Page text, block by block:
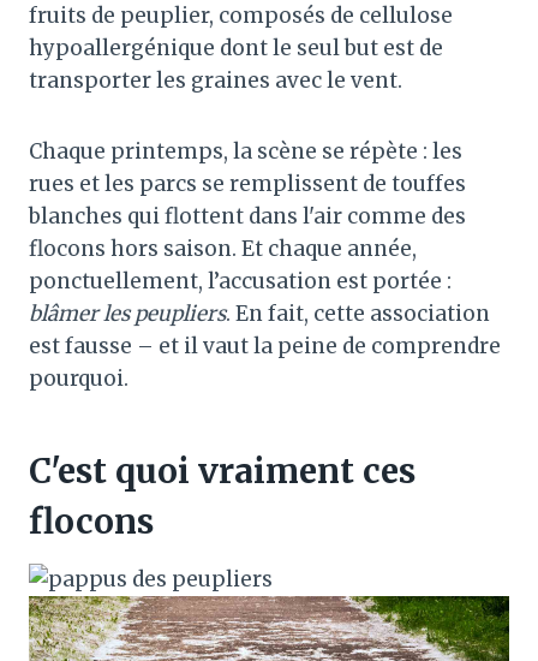
fruits de peuplier, composés de cellulose
hypoallergénique dont le seul but est de
transporter les graines avec le vent.
Chaque printemps, la scène se répète : les
rues et les parcs se remplissent de touffes
blanches qui flottent dans l'air comme des
flocons hors saison. Et chaque année,
ponctuellement, l’accusation est portée :
blâmer les peupliers. En fait, cette association
est fausse – et il vaut la peine de comprendre
pourquoi.
C'est quoi vraiment ces
flocons